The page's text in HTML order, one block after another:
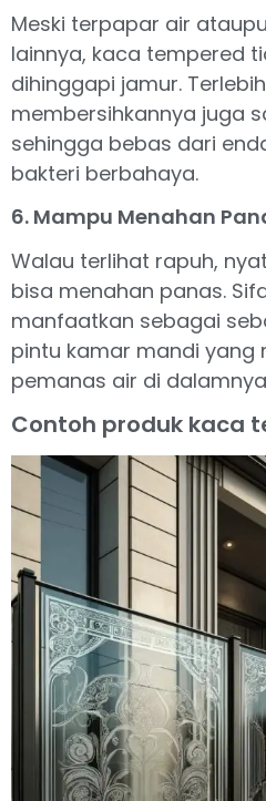
Meski terpapar air
lainnya, kaca tempered
dihinggapi jamur.
membersihkannya juga
sehingga bebas dari
bakteri berbahaya.
6. Mampu Menahan
Walau terlihat rapuh,
bisa menahan panas.
manfaatkan sebagai
pintu kamar mandi yang
pemanas air di
Contoh produk kaca